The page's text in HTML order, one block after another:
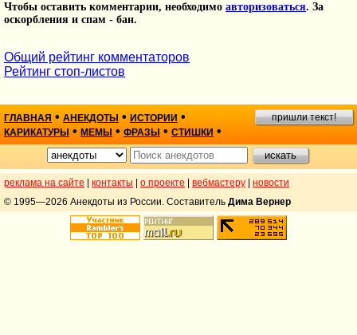
Чтобы оставить комментарии, необходимо авторизоваться. За
оскорбления и спам - бан.
Общий рейтинг комментаторов
Рейтинг стоп-листов
ГЛАВНАЯ • АНЕКДОТЫ • ИСТОРИИ •
КАРИКАТУРЫ • МЕМЫ • ФРАЗЫ • СТИШКИ •
пришли текст!
реклама на сайте контакты о проекте вебмастеру
новости
© 1995—2026 Анекдоты из России. Составитель Дима Вернер